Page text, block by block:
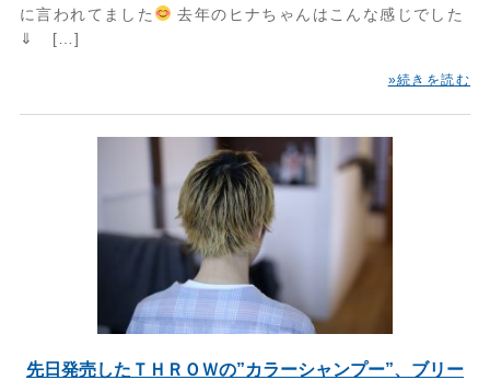
に言われてました
去年のヒナちゃんはこんな感じでした
⇓ […]
»続きを読む
先日発売したＴＨＲＯＷの”カラーシャンプー”、ブリー